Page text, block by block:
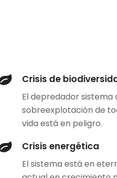
Crisis de
El depredador sistema
sobreexplotación de
vida está en peligro.
Crisis energética
El sistema está en